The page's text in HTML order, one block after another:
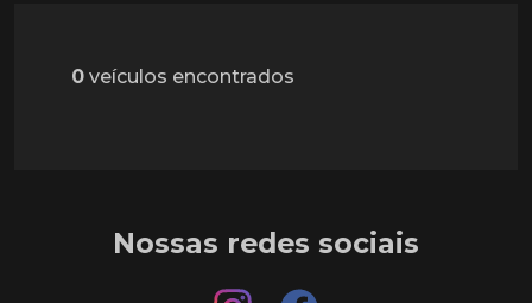
0 veículos encontrados
Nossas redes sociais